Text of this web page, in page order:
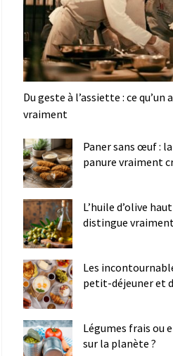
Du geste à l’assiette : ce
vraiment
Paner sans œuf :
panure vraiment
L’huile d’olive
distingue
Les
petit-déjeuner et
Légumes frais ou
sur la planète ?